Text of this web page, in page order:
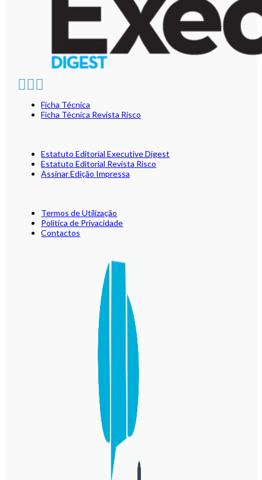
Ficha Técnica
Ficha Técnica Revista Risco
Estatuto Editorial Executive Digest
Estatuto Editorial Revista Risco
Assinar Edição Impressa
Termos de Utilização
Política de Privacidade
Contactos